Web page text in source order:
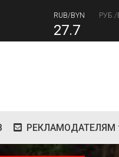
27.7
РЕКЛАМОДАТЕЛЯМ